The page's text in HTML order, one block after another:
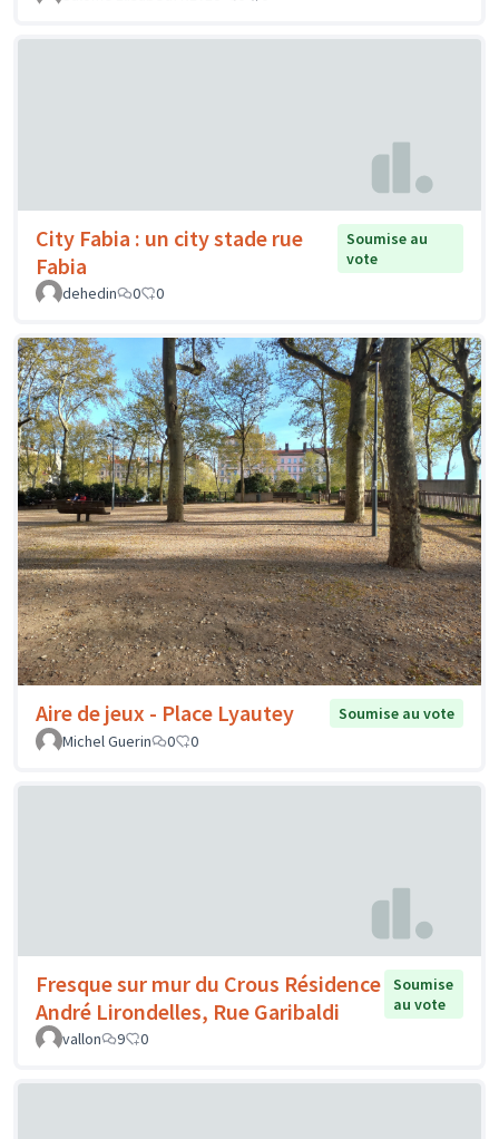
City Fabia : un city stade rue
Fabia
Soumise au
vote
dehedin
0 0
Aire de jeux - Place Lyautey
Soumise au vote
Michel Guerin
0 0
Fresque sur mur du Crous Résidence
André Lirondelles, Rue Garibaldi
Soumise
au vote
vallon
9 0